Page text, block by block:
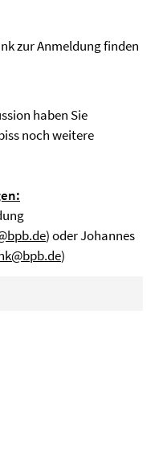
zur Anmeldung finden
haben Sie
noch weitere
) oder Johannes
)